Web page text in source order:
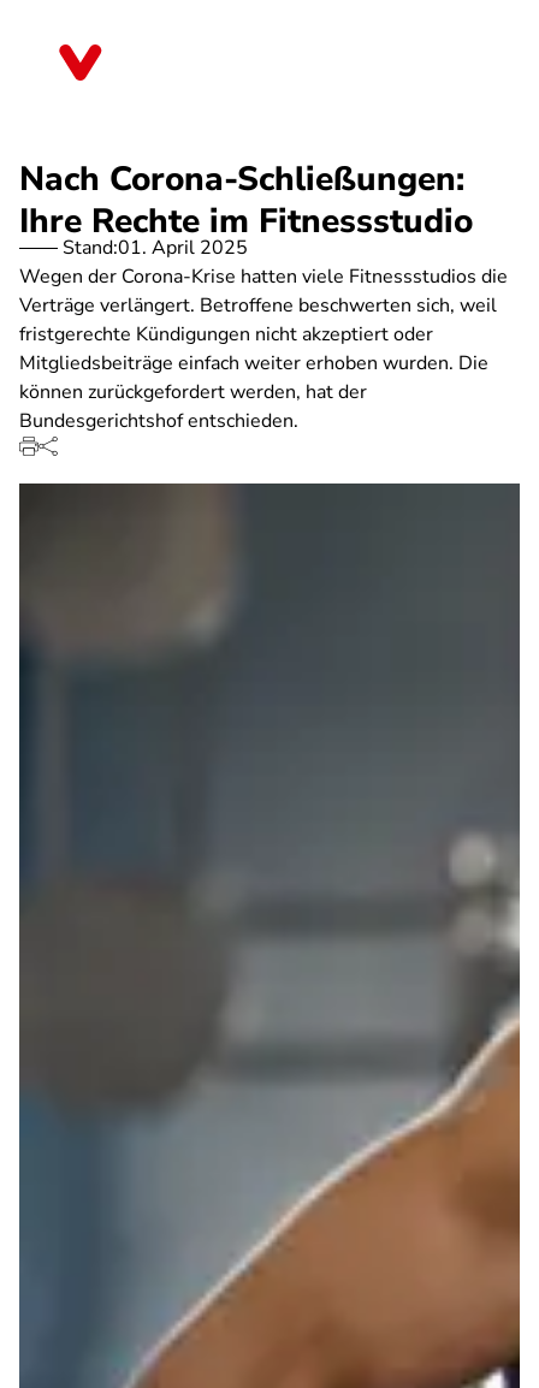
Nach Corona-Schließungen:
Ihre Rechte im Fitnessstudio
Stand:01. April 2025
Wegen der Corona-Krise hatten viele Fitnessstudios die
Verträge verlängert. Betroffene beschwerten sich, weil
fristgerechte Kündigungen nicht akzeptiert oder
Mitgliedsbeiträge einfach weiter erhoben wurden. Die
können zurückgefordert werden, hat der
Bundesgerichtshof entschieden.